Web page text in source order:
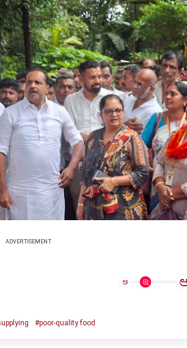
ADVERTISEMENT
ಅ
#poor-quality food